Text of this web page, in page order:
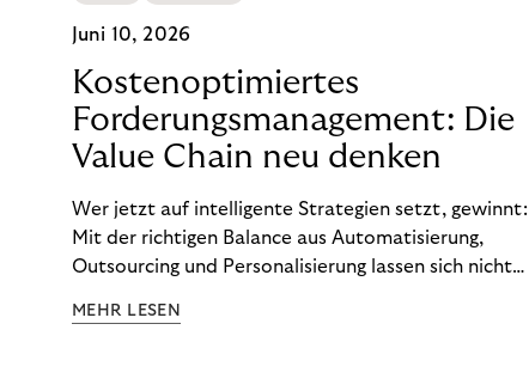
Juni 10, 2026
Kostenoptimiertes
Forderungsmanagement: Die
Value Chain neu denken
Wer jetzt auf intelligente Strategien setzt, gewinnt:
Mit der richtigen Balance aus Automatisierung,
Outsourcing und Personalisierung lassen sich nicht
Ergebnisse sichern. Riverty zeigt, wie Recovery-
MEHR LESEN